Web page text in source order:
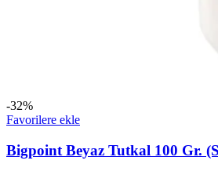
-32%
Favorilere ekle
Bigpoint Beyaz Tutkal 100 Gr.